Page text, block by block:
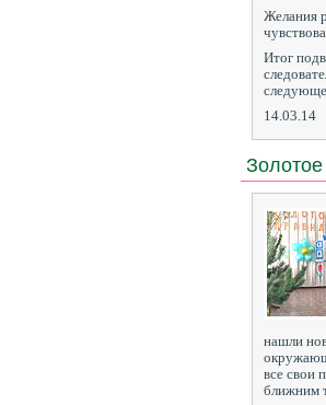
Желания
Итог
14.03.14
нашли
все свои
ближним